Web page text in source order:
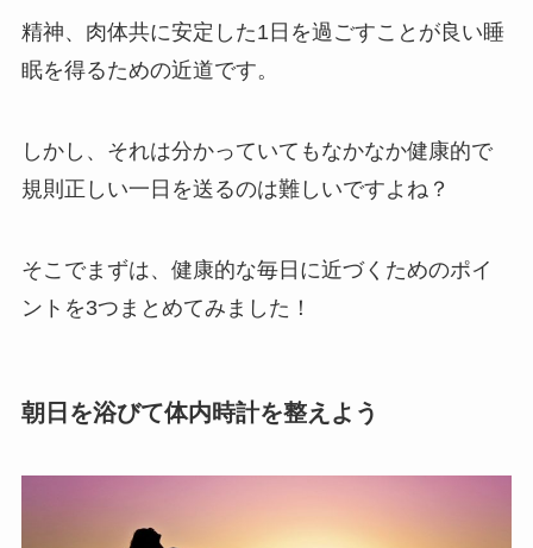
精神、肉体共に安定した1日を過ごすことが良い睡
眠を得るための近道です。
しかし、それは分かっていてもなかなか健康的で
規則正しい一日を送るのは難しいですよね？
そこでまずは、 健康的な毎日に近づくためのポイ
ントを3つまとめてみました！
朝日を浴びて体内時計を整えよう